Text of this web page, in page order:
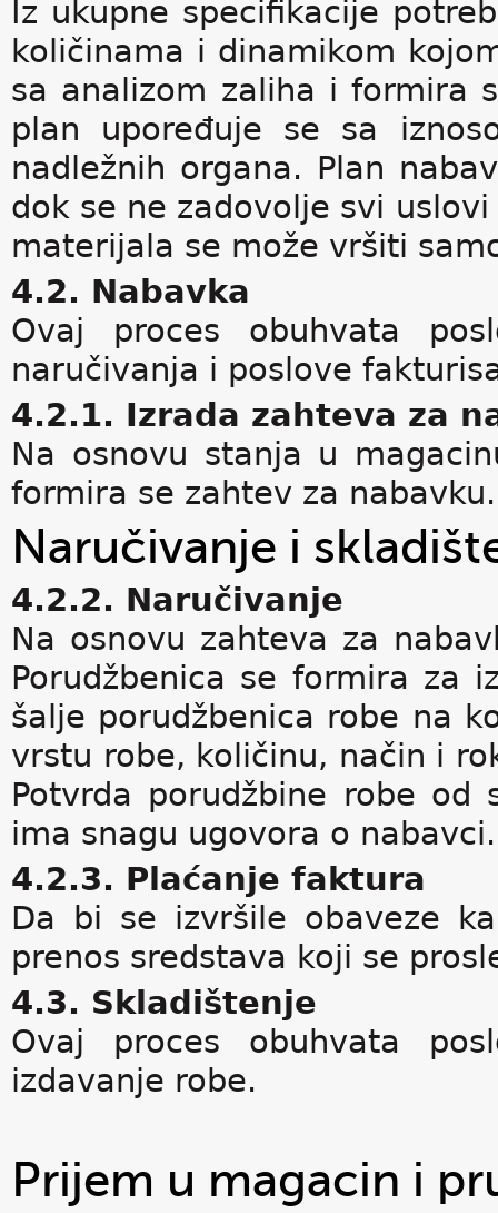
Iz ukupne specifikacije
količinama i dinamikom
sa analizom zaliha i formira
plan upoređuje se sa
nadležnih organa. Plan
dok se ne zadovolje svi
materijala se može vršiti
4.2. Nabavka
Ovaj proces obuhvata
naručivanja i poslove
4.2.1. Izrada zahteva za
Na osnovu stanja u
formira se zahtev za nabavku.
Naručivanje i
4.2.2. Naručivanje
Na osnovu zahteva za
Porudžbenica se formira za
šalje porudžbenica robe na
vrstu robe, količinu, način i
Potvrda porudžbine robe od
ima snagu ugovora o nabavci.
4.2.3. Plaćanje faktura
Da bi se izvršile obaveze
prenos sredstava koji se
4.3. Skladištenje
Ovaj proces obuhvata
izdavanje robe.
Prijem u magacin i